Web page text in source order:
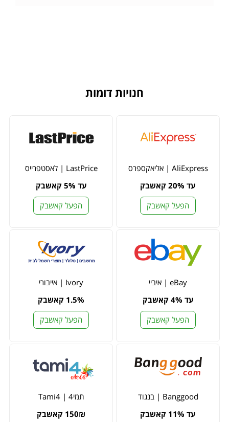
חנויות דומות
AliExpress | אליאקספרס
עד 20% קאשבק
הפעל קאשבק
LastPrice | לאסטפרייס
עד 5% קאשבק
הפעל קאשבק
eBay | איביי
עד 4% קאשבק
הפעל קאשבק
Ivory | אייבורי
1.5% קאשבק
הפעל קאשבק
Banggood | בנגוד
עד 11% קאשבק
תמי4 | Tami4
150₪ קאשבק